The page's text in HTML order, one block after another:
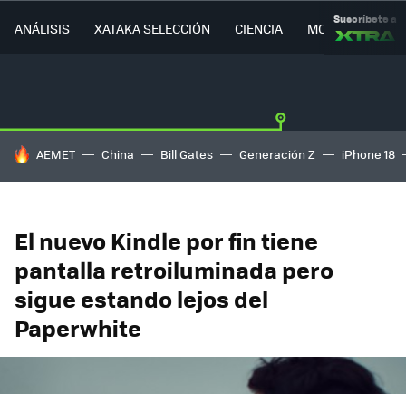
ANÁLISIS XATAKA SELECCIÓN CIENCIA MOVILIDAD
Suscríbete a
HOY SE HABLA DE
AEMET China Bill Gates Generación Z iPhone 18
El nuevo Kindle por fin tiene
pantalla retroiluminada pero
sigue estando lejos del
Paperwhite